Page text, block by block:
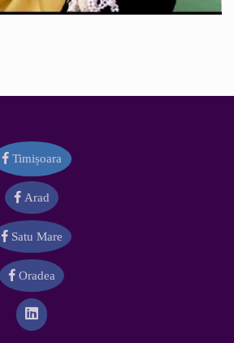
Timișoara
Arad
Satu Mare
Oradea